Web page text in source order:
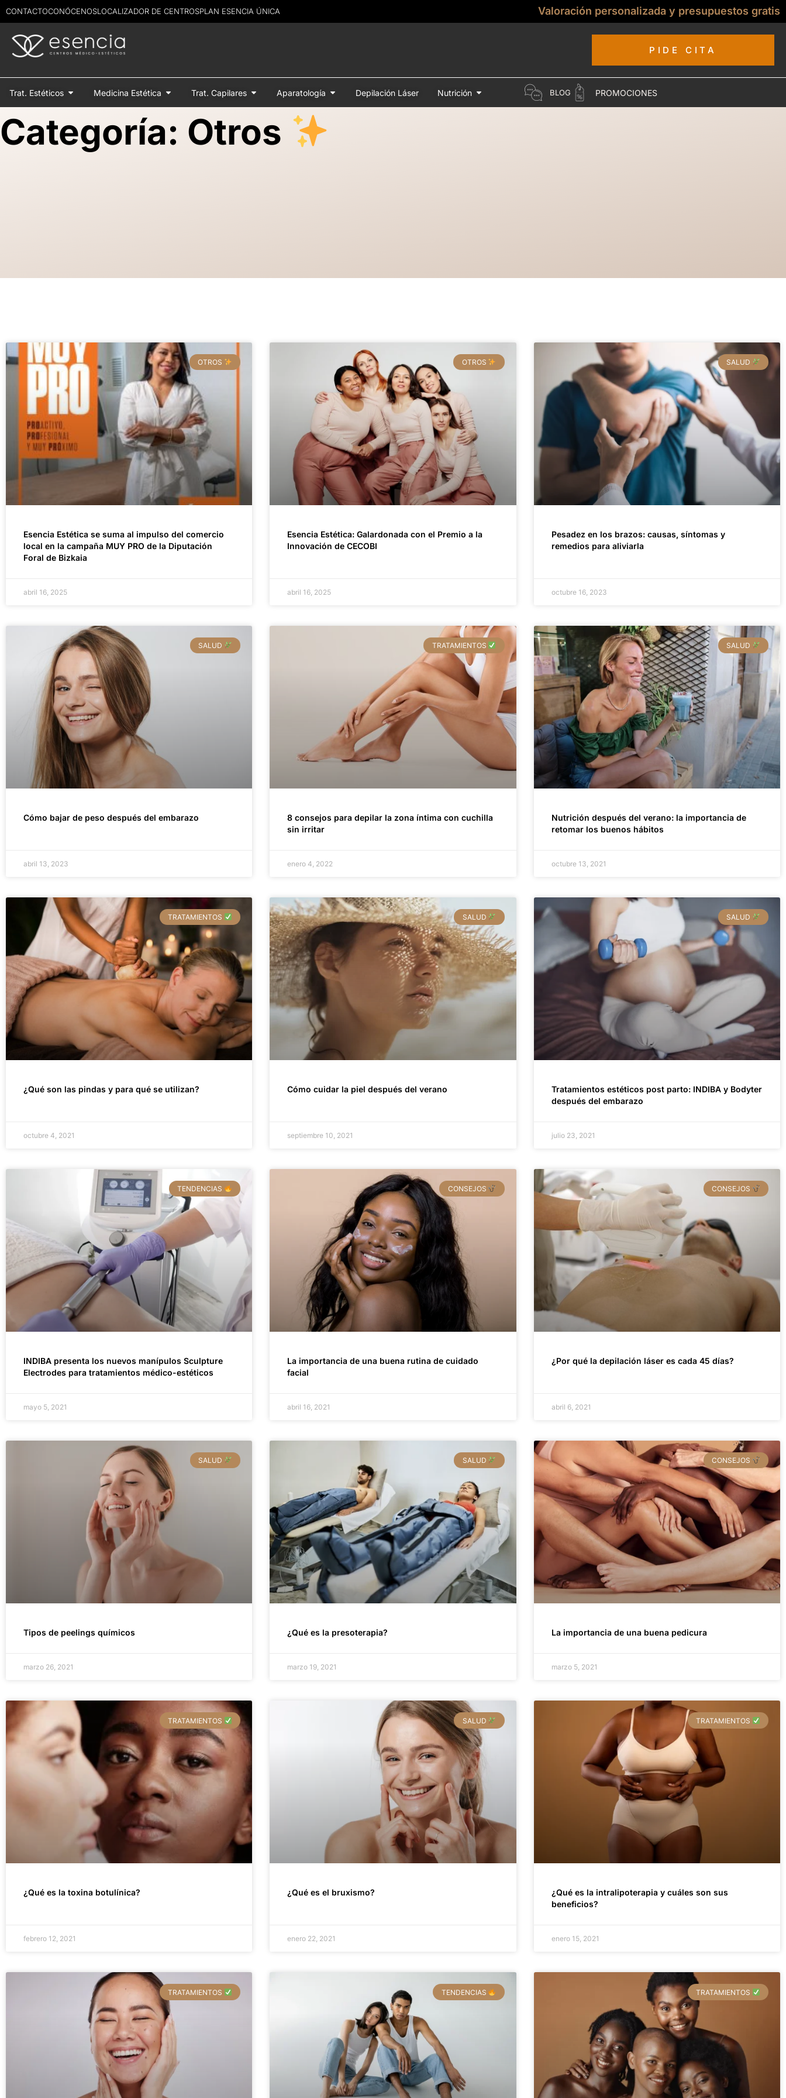
CONTACTOCONÓCENOSLOCALIZADOR DE CENTROSPLAN ESENCIA ÚNICA Valoración personalizada y presupuestos gratis
PIDE CITA
Trat. Estéticos Medicina Estética Trat. Capilares Aparatología Depilación Láser Nutrición BLOG PROMOCIONES
Categoría: Otros
OTROS
Esencia Estética se suma al impulso del comercio
local en la campaña MUY PRO de la Diputación
Foral de Bizkaia
abril 16, 2025
OTROS
Esencia Estética: Galardonada con el Premio a la
Innovación de CECOBI
abril 16, 2025
SALUD
Pesadez en los brazos: causas, síntomas y
remedios para aliviarla
octubre 16, 2023
SALUD
Cómo bajar de peso después del embarazo
abril 13, 2023
TRATAMIENTOS
8 consejos para depilar la zona íntima con cuchilla
sin irritar
enero 4, 2022
SALUD
Nutrición después del verano: la importancia de
retomar los buenos hábitos
octubre 13, 2021
TRATAMIENTOS
¿Qué son las pindas y para qué se utilizan?
octubre 4, 2021
SALUD
Cómo cuidar la piel después del verano
septiembre 10, 2021
SALUD
Tratamientos estéticos post parto: INDIBA y Bodyter
después del embarazo
julio 23, 2021
TENDENCIAS
INDIBA presenta los nuevos manípulos Sculpture
Electrodes para tratamientos médico-estéticos
mayo 5, 2021
CONSEJOS
La importancia de una buena rutina de cuidado
facial
abril 16, 2021
CONSEJOS
¿Por qué la depilación láser es cada 45 días?
abril 6, 2021
SALUD
Tipos de peelings químicos
marzo 26, 2021
SALUD
¿Qué es la presoterapia?
marzo 19, 2021
CONSEJOS
La importancia de una buena pedicura
marzo 5, 2021
TRATAMIENTOS
¿Qué es la toxina botulínica?
febrero 12, 2021
SALUD
¿Qué es el bruxismo?
enero 22, 2021
TRATAMIENTOS
¿Qué es la intralipoterapia y cuáles son sus
beneficios?
enero 15, 2021
TRATAMIENTOS TENDENCIAS TRATAMIENTOS